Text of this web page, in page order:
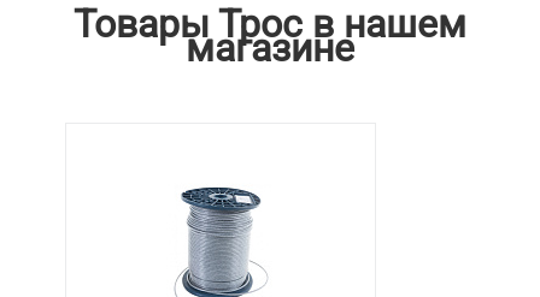
Товары Трос в нашем
магазине